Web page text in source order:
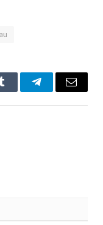
Tumblr TelegramEmail